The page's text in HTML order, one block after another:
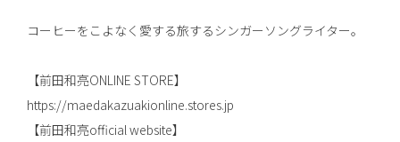
コーヒーをこよなく愛する旅するシンガーソングライター。
【前田和亮ONLINE STORE】
https://maedakazuakionline.stores.jp
【前田和亮official website】